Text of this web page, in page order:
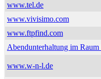
www.tel.de
www.vivisimo.com
www.ftpfind.com
Abendunterhaltung im
www.w-n-l.de